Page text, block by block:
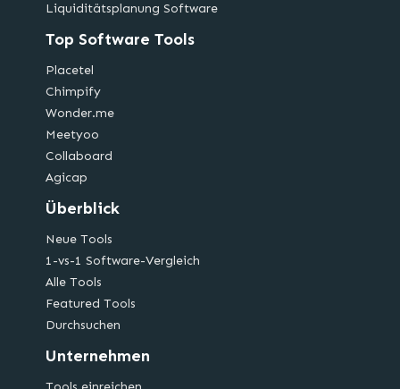
Liquiditätsplanung Software
Top Software Tools
Placetel
Chimpify
Wonder.me
Meetyoo
Collaboard
Agicap
Überblick
Neue Tools
1-vs-1 Software-Vergleich
Alle Tools
Featured Tools
Durchsuchen
Unternehmen